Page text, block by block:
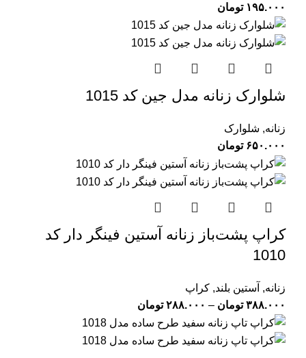
۱۹۵.۰۰۰ تومان
شلوارک زنانه مدل جین کد 1015
زنانه, شلوارک
۶۵۰.۰۰۰ تومان
کراپ پشت‌باز زنانه آستین فینگر دار کد
1010
زنانه, آستین بلند, کراپ
۳۸۸.۰۰۰ تومان – ۲۸۸.۰۰۰ تومان